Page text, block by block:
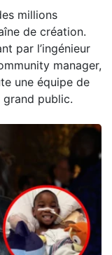
millions
de création.
par l’ingénieur
manager,
une équipe de
public.